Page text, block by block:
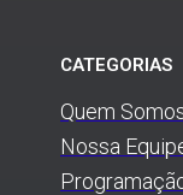
CATEGORIAS
Quem
Nossa